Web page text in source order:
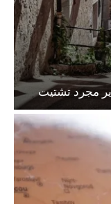
مجرد تشتيت